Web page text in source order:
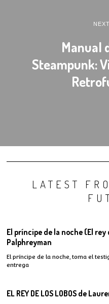
Manual
Steampunk:
LATEST
El príncipe de la noche (El rey
Palphreyman
El príncipe de la noche, toma el
entrega
EL REY DE LOS LOBOS de